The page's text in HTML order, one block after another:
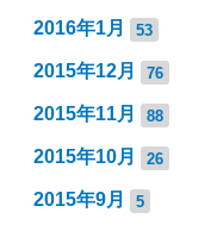
2016年1月 53
2015年12月 76
2015年11月 88
2015年10月 26
2015年9月 5